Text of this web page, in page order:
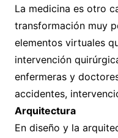
La medicina es otro
transformación muy
elementos virtuales
intervención
enfermeras y
accidentes,
Arquitectura
En diseño y la